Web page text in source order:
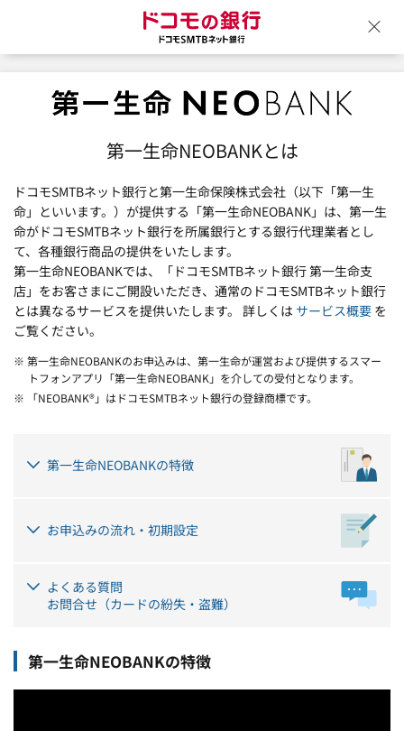
第一生命NEOBANKとは
ドコモSMTBネット銀行と第一生命保険株式会社（以下「第一生
命」といいます。）が提供する「第一生命NEOBANK」は、第一生
命がドコモSMTBネット銀行を所属銀行とする銀行代理業者とし
て、各種銀行商品の提供をいたします。
第一生命NEOBANKでは、「ドコモSMTBネット銀行 第一生命支
店」をお客さまにご開設いただき、通常のドコモSMTBネット銀行
とは異なるサービスを提供いたします。 詳しくは サービス概要 を
ご覧ください。
※ 第一生命NEOBANKのお申込みは、第一生命が運営および提供するスマー
トフォンアプリ「第一生命NEOBANK」を介しての受付となります。
※ 「NEOBANK®」はドコモSMTBネット銀行の登録商標です。
第一生命NEOBANKの特徴
お申込みの流れ・初期設定
よくある質問
お問合せ（カードの紛失・盗難）
第一生命NEOBANKの特徴